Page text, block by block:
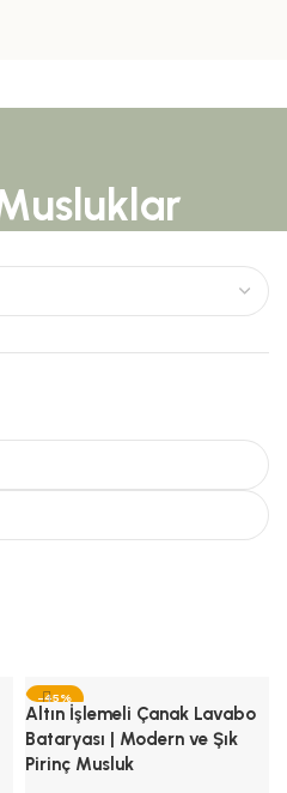
-45%
Altın İşlemeli Çanak Lavabo
Bataryası | Modern ve Şık
Pirinç Musluk